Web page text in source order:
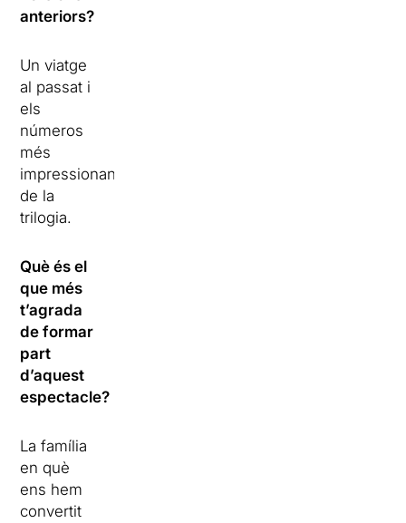
anteriors?
Un viatge
al passat i
els
números
més
impressionants
de la
trilogia.
Què és el
que més
t’agrada
de formar
part
d’aquest
espectacle?
La família
en què
ens hem
convertit